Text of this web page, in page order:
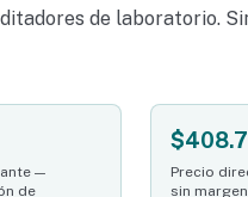
de laboratorio.
—
de
Precio
sin